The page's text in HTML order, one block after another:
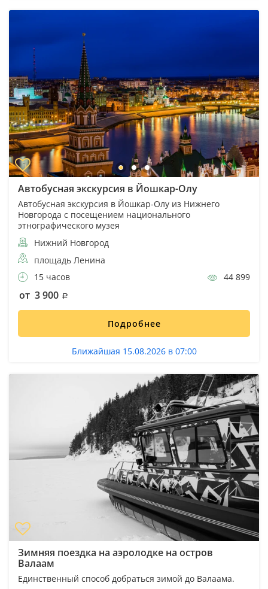
Автобусная экскурсия в Йошкар-Олу
Автобусная экскурсия в Йошкар-Олу из Нижнего
Новгорода с посещением национального
этнографического музея
Нижний Новгород
площадь Ленина
15 часов
44 899
от 3 900
Подробнее
Ближайшая 15.08.2026 в 07:00
Зимняя поездка на аэролодке на остров
Валаам
Единственный способ добраться зимой до Валаама.